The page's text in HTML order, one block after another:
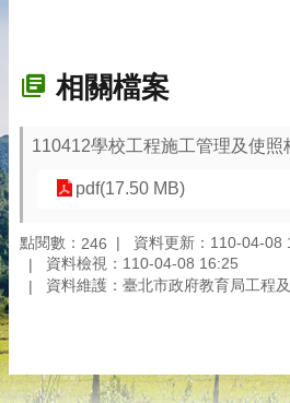
相關檔案
110412學校工程施工管理及使照
pdf(17.50 MB)
點閱數： 246
資料更新：110-04-08
資料檢視：110-04-08 16:25
資料維護：臺北市政府教育局工程